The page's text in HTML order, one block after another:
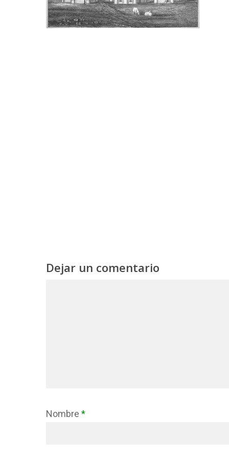
Dejar un comentario
Nombre *